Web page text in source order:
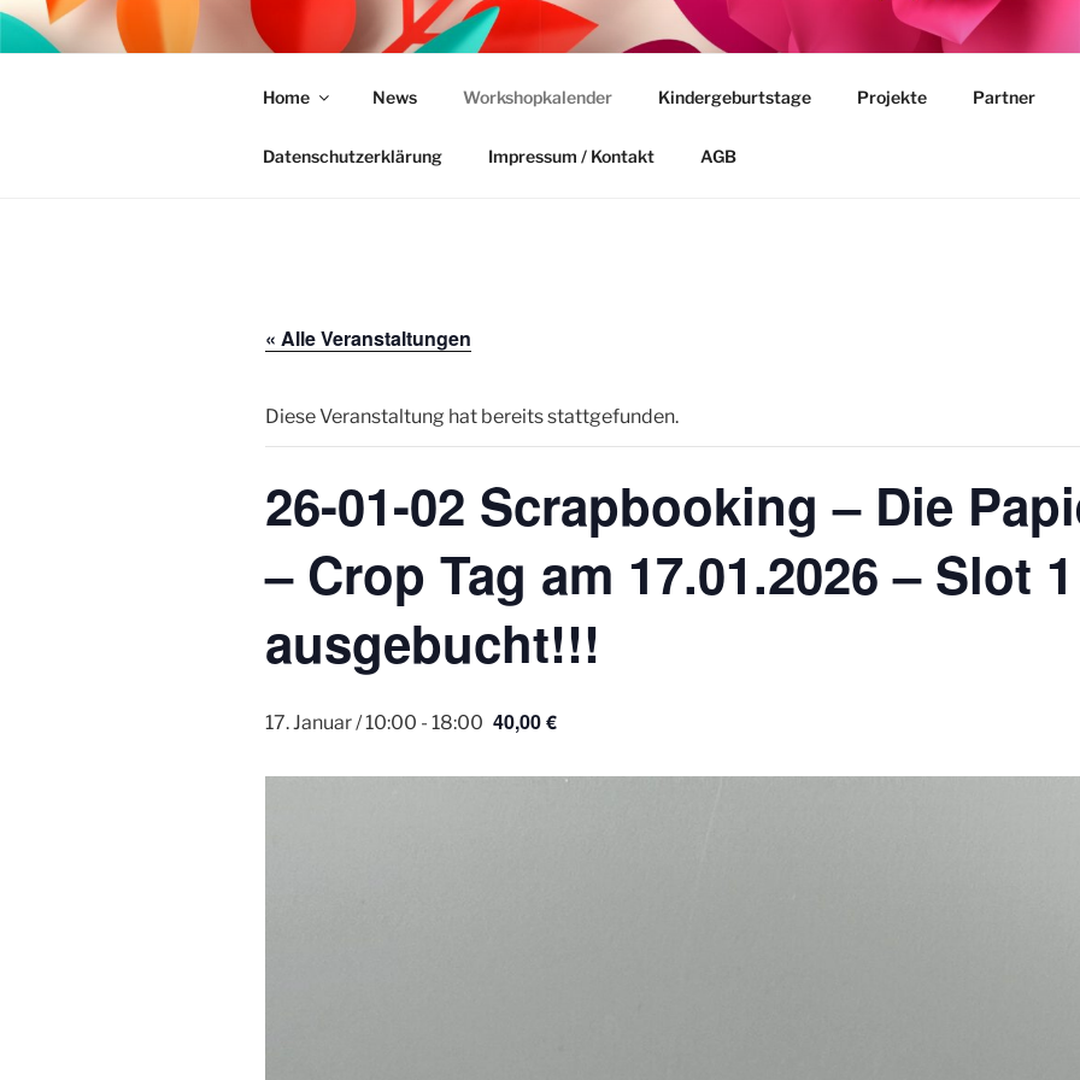
Zum
Inhalt
KREATIV HUHN FRANKFURT
Home News Workshopkalender Kindergeburtstage Projekte Partner
Datenschutzerklärung Impressum / Kontakt AGB
« Alle Veranstaltungen
Diese Veranstaltung hat bereits stattgefunden.
26-01-02 Scrapbooking – Die
– Crop Tag am 17.01.2026 – Slot
ausgebucht!!!
17. Januar / 10:00 - 18:00 40,00 €